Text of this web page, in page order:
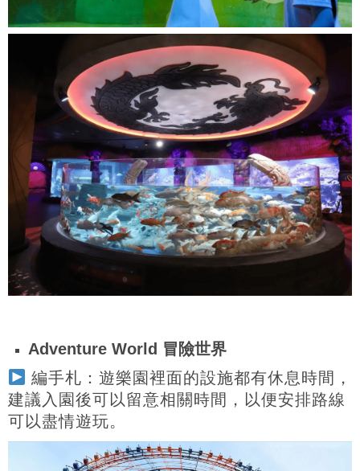
Adventure World 冒險世界
編手札：遊樂園裡面的設施都有休息時間，
建議入園後可以留意相關時間，以便安排路線
可以盡情遊玩。